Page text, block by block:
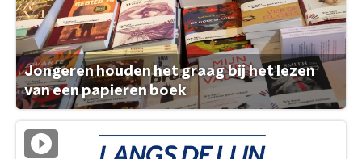
Jongeren houden het graag bij het lezen
van een papieren boek